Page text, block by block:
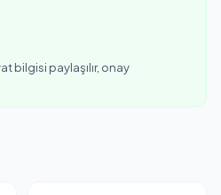
bilgisi paylaşılır, onay